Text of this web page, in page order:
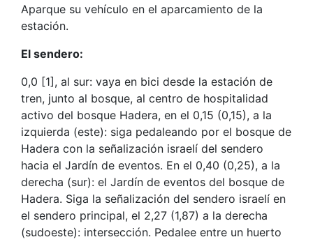
Aparque su vehículo en el aparcamiento de la
estación.
El sendero:
0,0 [1], al sur: vaya en bici desde la estación de
tren, junto al bosque, al centro de hospitalidad
activo del bosque Hadera, en el 0,15 (0,15), a la
izquierda (este): siga pedaleando por el bosque de
Hadera con la señalización israelí del sendero
hacia el Jardín de eventos. En el 0,40 (0,25), a la
derecha (sur): el Jardín de eventos del bosque de
Hadera. Siga la señalización del sendero israelí en
el sendero principal, el 2,27 (1,87) a la derecha
(sudoeste): intersección. Pedalee entre un huerto